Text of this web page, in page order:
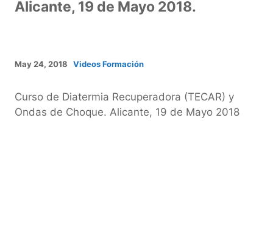
Alicante, 19 de Mayo 2018.
May 24, 2018 Videos Formación
Curso de Diatermia Recuperadora (TECAR) y
Ondas de Choque. Alicante, 19 de Mayo 2018